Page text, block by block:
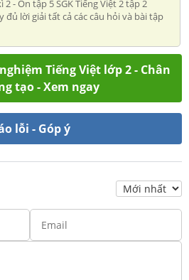
- Ôn tập 5 SGK Tiếng Việt 2 tập 2
đủ lời giải tất cả các câu hỏi và bài tập
Tiếng Việt lớp 2 - Chân
tạo - Xem ngay
lỗi - Góp ý